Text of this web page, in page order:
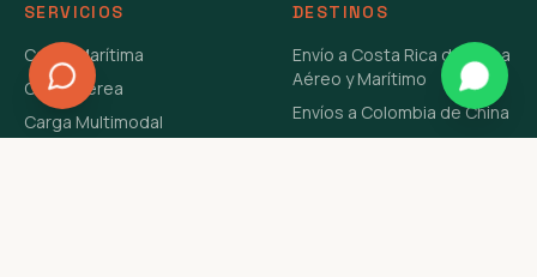
SERVICIOS
Carga Marítima
Carga Aérea
Carga Multimodal
DESTINOS
Envío a Costa Rica de China
Aéreo y Marítimo
Envíos a Colombia de China